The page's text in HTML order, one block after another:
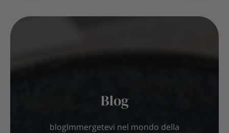
Blog
blogImmergetevi nel mondo della